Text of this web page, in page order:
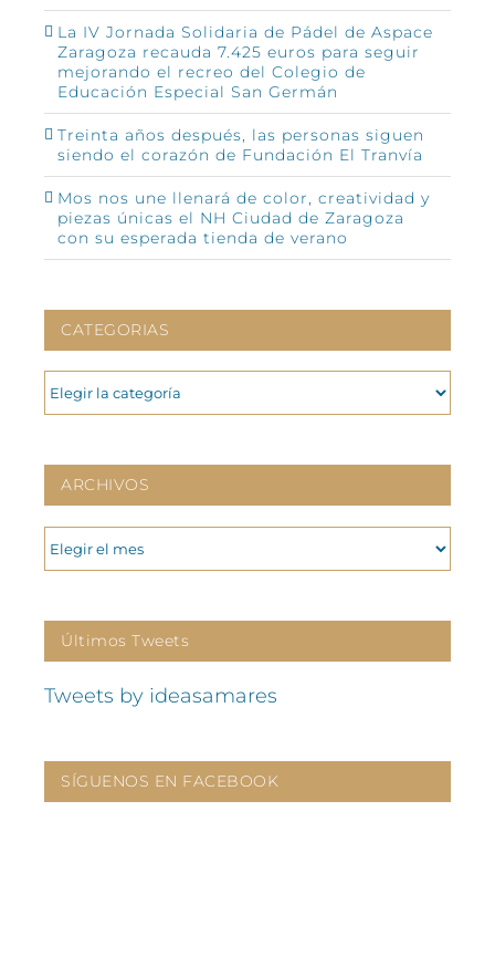
La IV Jornada Solidaria de Pádel de Aspace
Zaragoza recauda 7.425 euros para seguir
mejorando el recreo del Colegio de
Educación Especial San Germán
Treinta años después, las personas siguen
siendo el corazón de Fundación El Tranvía
Mos nos une llenará de color, creatividad y
piezas únicas el NH Ciudad de Zaragoza
con su esperada tienda de verano
CATEGORIAS
CATEGORIAS
ARCHIVOS
ARCHIVOS
Últimos Tweets
Tweets by ideasamares
SÍGUENOS EN FACEBOOK